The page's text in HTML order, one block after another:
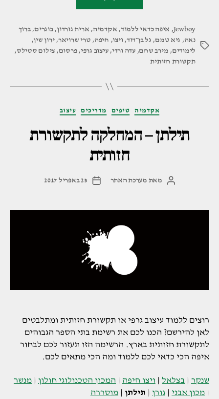
המחלקה
לתקשורת
חזותית"
תגיות
Jewboy
, איפה כדאי ללמוד, אקדמיה, ארית גורדון,בוגרים,ברוך
נאה, גיא טמם, גל בן־דוד, ויצו, חיפה, טרי שרויאר,ירון שין,
לימודים, מירב שחם,עדה ורדי,עיצוב גרפי,פרסום, צילום סטילס,
תקשורת חזותית
קטגוריות אקדמיה טיפים מדריכים עיצוב
תילתן – המחלקה לתקשורת
חזותית
המחבר
מאת מערכת האתר
תאריך
25 באפריל 2017
רוצים ללמוד עיצוב גרפי או תקשורת חזותית ומתלבטים
לאן להירשם? הכנו לכם את רשימת בתי הספר הגבוהים
לתקשורת חזותית בארץ. הרשימה הזו תעזור לכם לבחור
איפה הכי כדאי לכם ללמוד ומה הכי מתאים לכם.
שנקר | בצלאל | ויצו חיפה | המכון הטכנולוגי חולון | מנשר
| מכון אבני | גורן | תילתן | מוסררה